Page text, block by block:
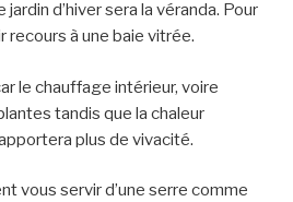
d’hiver sera la véranda. Pour
recours à une baie vitrée.
le chauffage intérieur, voire
tandis que la chaleur
plus de vivacité.
vous servir d’une serre comme